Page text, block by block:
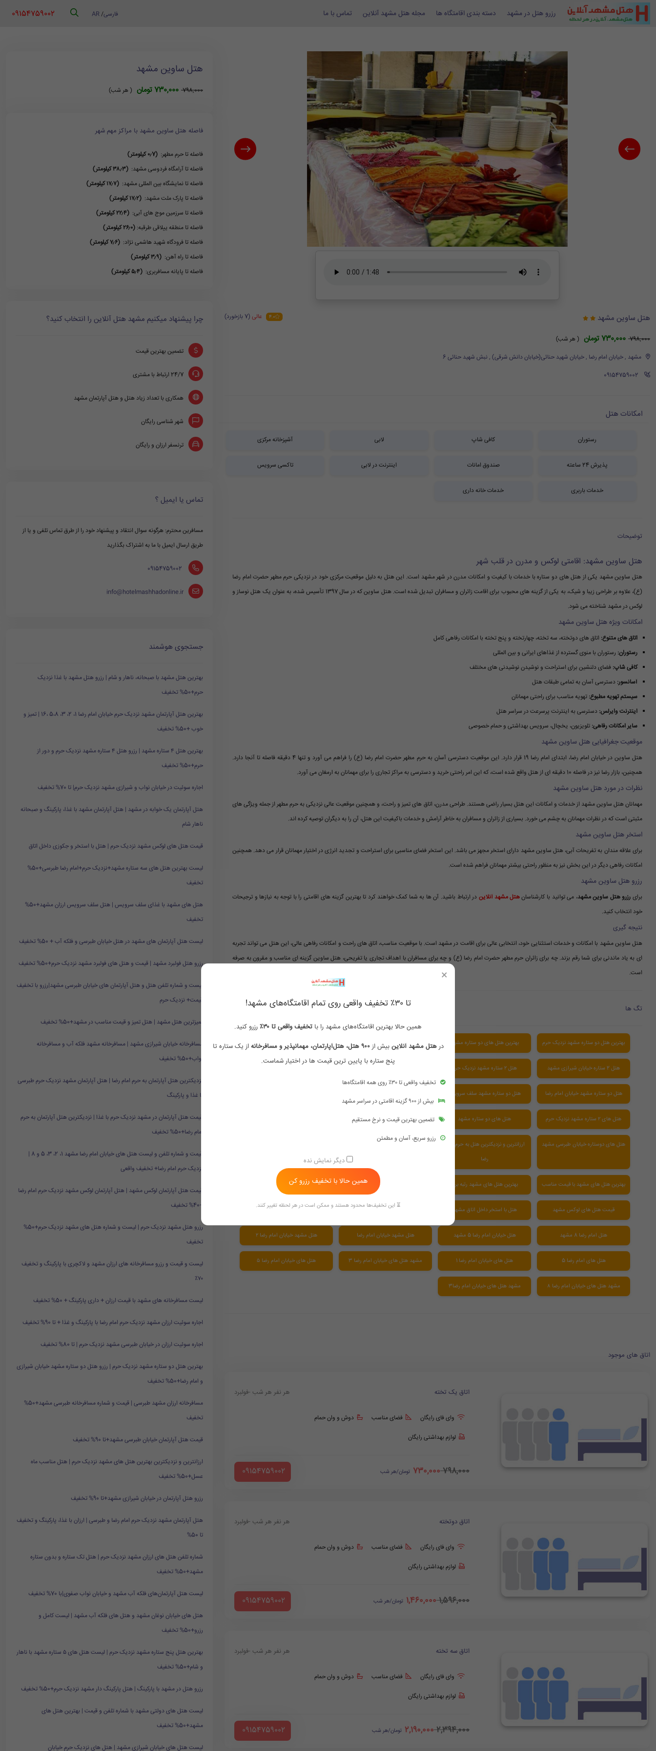
رزرو هتل در مشهد دسته بندی اقامتگاه ها مجله هتل مشهد آنلاین تماس با ما فارسی/
AR
‪ 09154759002
هتل ساوین مشهد
798,000 730,000 تومان
( هر شب)
مشهد , خیابان امام رضا , خیابان شهید حنائی(خیابان دانش شرقی) , نبش شهید حنائی 6
‪ 09154759002
4.0 عالی (7 بازخورد)
امکانات هتل
رستوران کافی شاپ لابی آشپزخانه مرکزی
پذیرش 24 ساعته صندوق امانات اینترنت در لابی تاکسی سرویس
خدمات باربری خدمات خانه داری
توضیحات
هتل ساوین مشهد: اقامتی لوکس و مدرن در قلب شهر
هتل ساوین مشهد یکی از هتل های دو ستاره با خدمات با کیفیت و امکانات مدرن در شهر مشهد است. این هتل به دلیل موقعیت مرکزی خود در نزدیکی حرم مطهر حضرت امام رضا
(ع)، علاوه بر طراحی زیبا و شیک، به یکی از گزینه های محبوب برای اقامت زائران و مسافران تبدیل شده است. هتل ساوین که در سال 1397 تأسیس شده، به عنوان یک هتل نوساز و
لوکس در مشهد شناخته می شود.
امکانات ویژه هتل ساوین مشهد
اتاق های متنوع: اتاق های دوتخته، سه تخته، چهارتخته و پنج تخته با امکانات رفاهی کامل
رستوران: رستوران با منوی گسترده از غذاهای ایرانی و بین المللی
کافی شاپ: فضای دلنشین برای استراحت و نوشیدن نوشیدنی های مختلف
آسانسور: دسترسی آسان به تمامی طبقات هتل
سیستم تهویه مطبوع: تهویه مناسب برای راحتی مهمانان
اینترنت وایرلس: دسترسی به اینترنت پرسرعت در سراسر هتل
سایر امکانات رفاهی: تلویزیون، یخچال، سرویس بهداشتی و حمام خصوصی
موقعیت جغرافیایی هتل ساوین مشهد
هتل ساوین در خیابان امام رضا، ابتدای امام رضا 19 قرار دارد. این موقعیت دسترسی آسان به حرم مطهر حضرت امام رضا (ع) را فراهم می آورد و تنها 4 دقیقه فاصله تا آنجا دارد.
همچنین، بازار رضا نیز در فاصله 10 دقیقه ای از هتل واقع شده است، که این امر راحتی خرید و دسترسی به مراکز تجاری را برای مهمانان به ارمغان می آورد.
نظرات در مورد هتل ساوین مشهد
مهمانان هتل ساوین مشهد از خدمات و امکانات این هتل بسیار راضی هستند. طراحی مدرن، اتاق های تمیز و راحت، و همچنین موقعیت عالی نزدیکی به حرم مطهر از جمله ویژگی های
مثبتی است که در نظرات مهمانان به چشم می خورد. بسیاری از زائران و مسافران به خاطر آرامش و خدمات باکیفیت این هتل، آن را به دیگران توصیه کرده اند.
استخر هتل ساوین مشهد
برای علاقه مندان به تفریحات آبی، هتل ساوین مشهد دارای استخر مجهز می باشد. این استخر فضای مناسبی برای استراحت و تجدید انرژی در اختیار مهمانان قرار می دهد. همچنین
امکانات رفاهی دیگر در این بخش نیز به منظور راحتی بیشتر مهمانان فراهم شده است.
رزرو هتل ساوین مشهد
برای رزرو هتل ساوین مشهد، می توانید با کارشناسانهتل مشهد آنلاین در ارتباط باشید. آن ها به شما کمک خواهند کرد تا بهترین گزینه های اقامتی را با توجه به نیازها و ترجیحات
خود انتخاب کنید.
نتیجه گیری
هتل ساوین مشهد با امکانات و خدمات استثنایی خود، انتخابی عالی برای اقامت در مشهد است. با موقعیت مناسب، اتاق های راحت و امکانات رفاهی عالی، این هتل می تواند تجربه
ای به یاد ماندنی برای شما رقم بزند. چه برای زائران حرم مطهر حضرت امام رضا (ع) و چه برای مسافران با اهداف تجاری یا تفریحی، هتل ساوین گزینه ای مناسب و مقرون به صرفه
است.
تگ ها
بهترین هتل دو ستاره مشهد نزدیک حرم بهترین هتل های دو ستاره مشهد رزرو هتل دو ستاره مشهد لیست هتل های دو ستاره مشهد
هتل 2 ستاره خیابان شیرازی مشهد هتل ۲ ستاره مشهد نزدیک حرم
هتل دو ستاره مشهد خیابان امام رضا هتل دو ستاره مشهد سلف سرویس
هتل های ۲ ستاره مشهد نزدیک حرم هتل های دو ستاره مشهد هتل های دو ستاره مشهد خیابان امام رضا
هتل های دوستاره خیابان طبرسی مشهد
ارزانترین و نزدیکترین هتل به حرم امام
رضا
بهترین هتل مشهد برای ماه عسل
بهترین هتل های مشهد با قیمت مناسب بهترین هتل های مشهد رتبه برتر بهترین هتل های مشهد نزدیک حرم قیمت بهترین هتل های مشهد
قیمت هتل های لوکس مشهد هتل با استخر داخل اتاق مشهد هتل با جکوزی داخل اتاق مشهد هتل های لوکس مشهد نزدیک حرم
هتل امام رضا 8 مشهد هتل خیابان امام رضا 5 مشهد هتل مشهد خیابان امام رضا هتل مشهد خیابان امام رضا ۲
هتل های امام رضا 5 هتل های خیابان امام رضا 1 مشهد هتل های خیابان امام رضا 3 هتل های خیابان امام رضا ۵
مشهد هتل های خیابان امام رضا ۸ مشهد هتل های خیابان امام رضا3
اتاق های موجود
اتاق یک تخته هر نفر هر شب -فولبرد
وای فای رایگان فضای مناسب دوش و وان حمام
لوازم بهداشتی رایگان
798,000
730,000 تومان/هر شب ‪ 09154759002
اتاق دوتخته هر نفر هر شب -فولبرد
وای فای رایگان فضای مناسب دوش و وان حمام
لوازم بهداشتی رایگان
1,596,000
1,460,000 تومان/هر شب ‪ 09154759002
اتاق سه تخته هر نفر هر شب -فولبرد
وای فای رایگان فضای مناسب دوش و وان حمام
لوازم بهداشتی رایگان
2,394,000
2,190,000 تومان/هر شب ‪ 09154759002
هتل ساوین مشهد
798,000 730,000 تومان ( هر شب)
فاصله هتل ساوین مشهد با مراکز مهم شهر
فاصله تا حرم مطهر: (۰٫7 کیلومتر)
فاصله تا آرامگاه فردوسی مشهد: (۳۸٫۳ کیلومتر)
فاصله تا نمایشگاه بین المللی مشهد: (۱۷٫۷ کیلومتر)
فاصله تا پارک ملت مشهد: (۱۷٫۲ کیلومتر)
فاصله تا سرزمین موج های آبی: (۲۲٫۴ کیلومتر)
فاصله تا منطقه ییلاقی طرقبه: (۲۶٫۰ کیلومتر)
فاصله تا فرودگاه شهید هاشمی نژاد: (۷٫۶ کیلومتر)
فاصله تا راه آهن: (۳٫۹ کیلومتر)
فاصله تا پایانه مسافربری: (۵٫۴ کیلومتر)
چرا پیشنهاد میکنیم مشهد هتل آنلاین را انتخاب کنید؟
تضمین بهترین قیمت
24/7 ارتباط با مشتری
همکاری با تعداد زیاد هتل و هتل آپارتمان مشهد
شهر شناسی رایگان
ترنسفر ارزان و رایگان
تماس یا ایمیل ؟
مسافرین محترم: هرگونه سوال انتقاد و پیشنهاد خود را از طرق تماس تلفی و یا از
طریق ارسال ایمیل با ما به اشتراک بگذارید
‪ 09154759002
info@hotelmashhadonline.ir
جستجوی هوشمند
بهترین هتل مشهد با صبحانه، ناهار و شام | رزرو هتل مشهد با غذا نزدیک
حرم+50% تخفیف
بهترین هتل آپارتمان مشهد نزدیک حرم خیابان امام رضا 1، 2، 3، 5،8 ،16 | تمیز و
خوب +50% تخفیف
بهترین هتل ۴ ستاره مشهد | رزرو هتل ۴ ستاره مشهد نزدیک حرم و دور از
حرم+50% تخفیف
اجاره سوئیت در خیابان نواب و شیرازی مشهد نزدیک حرم| تا 70% تخفیف
هتل آپارتمان یک خوابه در مشهد | هتل آپارتمان مشهد با غذا، پارکینگ و صبحانه
ناهار شام
قیمت هتل های لوکس مشهد نزدیک حرم | هتل با استخر و جکوزی داخل اتاق
لیست بهترین هتل های سه ستاره مشهد+نزدیک حرم+امام رضا طبرسی+50%
تخفیف
هتل های مشهد با غذای سلف سرویس | هتل سلف سرویس ارزان مشهد+50%
تخفیف
لیست هتل آپارتمان های مشهد در هتل خیابان طبرسی و فلکه آب + 50% تخفیف
رزرو هتل فولبرد مشهد | قیمت و هتل های فولبرد مشهد نزدیک حرم+50% تخفیف
لیست و شماره تلفن هتل و هتل آپارتمان های خیابان طبرسی مشهد|رزرو با تخفیف
قیمت+ نزدیک حرم
تمیزترین هتل مشهد | هتل تمیز و قیمت مناسب در مشهد+50% تخفیف
مسافرخانه خیابان شیرازی مشهد | مسافرخانه مشهد فلکه آب و مسافرخانه
نواب+50% تخفیف
نزدیکترین هتل آپارتمان به حرم امام رضا | هتل آپارتمان مشهد نزدیک حرم طبرسی
با غذا و پارکینگ
قیمت هتل آپارتمان در مشهد نزدیک حرم با غذا | نزدیکترین هتل آپارتمان به حرم
امام رضا+50% تخفیف
قیمت و شماره تلفن و لیست هتل های خیابان امام رضا مشهد 1، 2، 3، 5 و 8 |
نزدیک حرم امام رضا+ تخفیف واقعی
قیمت هتل آپارتمان لوکس مشهد | هتل آپارتمان لوکس مشهد نزدیک حرم امام رضا
+40% تخفیف
رزرو هتل مشهد نزدیک حرم | لیست و شماره هتل های مشهد نزدیک حرم+50%
تخفیف
لیست و قیمت و رزرو مسافرخانه های ارزان مشهد و لاکچری با پارکینگ و تخفیف
۷۰٪
لیست مسافرخانه های مشهد با قیمت ارزان + داری پارکینگ + 50% تخفیف
اجاره سوئیت ارزان مشهد نزدیک حرم امام رضا با پارکینگ و غذا + تا 90% تخفیف
اجاره سوئیت ارزان در خیابان طبرسی مشهد نزدیک حرم | تا 80% تخفیف
بهترین هتل دو ستاره مشهد نزدیک حرم | رزرو هتل دو ستاره مشهد خیابان شیرازی
و امام رضا+50% تخفیف
مسافرخانه ارزان مشهد طبرسی | قیمت و شماره مسافرخانه طبرسی مشهد+50%
تخفیف
قیمت هتل آپارتمان خیابان طبرسی مشهد+تا 90% تخفیف
ارزانترین و نزدیکترین بهترین هتل های مشهد نزدیک حرم | هتل مناسب ماه
عسل+50% تخفیف
رزرو هتل آپارتمان در خیابان شیرازی مشهد+تا 90% تخفیف
هتل آپارتمان مشهد نزدیک حرم امام رضا و طبرسی | ارزان با غذا، پارکینگ و تخفیف
تا 50%
شماره تلفن هتل های ارزان مشهد نزدیک حرم | هتل تک ستاره و بدون ستاره
مشهد+50% تخفیف
لیست هتل آپارتمان‌های فلکه آب مشهد و خیابان نواب صفوی|با 70% تخفیف
هتل های خیابان نوغان مشهد و هتل های فلکه آب مشهد | لیست کامل و
رزرو+50% تخفیف
بهترین هتل پنج ستاره مشهد نزدیک حرم | لیست هتل های ۵ ستاره مشهد با ناهار
و شام+50% تخفیف
رزرو هتل در مشهد با پارکینگ | هتل پارکینگ دار مشهد نزدیک حرم+50% تخفیف
لیست هتل های دولتی مشهد با شماره تلفن و قیمت | بهترین هتل های
مشهد+50% تخفیف
لیست هتل های خیابان شیرازی مشهد | هتل های نزدیک حرم خیابان
×
تا ۳۰٪ تخفیف واقعی روی تمام اقامتگاه‌های مشهد!
همین حالا بهترین اقامتگاه‌های مشهد را با تخفیف واقعی تا ۳۰٪
رزرو کنید.
درهتل مشهد آنلاین بیش از۹۰۰ هتل، هتل‌آپارتمان، مهمانپذیر و مسافرخانه
از یک ستاره تا
پنج ستاره با پایین ترین قیمت ها در اختیار شماست.
تخفیف واقعی تا ۳۰٪ روی همه اقامتگاه‌ها
بیش از ۹۰۰ گزینه اقامتی در سراسر مشهد
تضمین بهترین قیمت و نرخ مستقیم
رزرو سریع، آسان و مطمئن
دیگر نمایش نده
همین حالا با تخفیف رزرو کن
⏳ این تخفیف‌ها محدود هستند و ممکن است در هر لحظه تغییر کنند.